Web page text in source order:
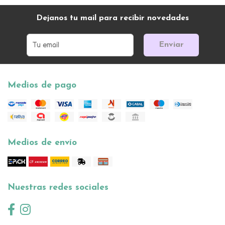
Dejanos tu mail para recibir novedades
Enviar
Medios de pago
Medios de envío
Nuestras redes sociales